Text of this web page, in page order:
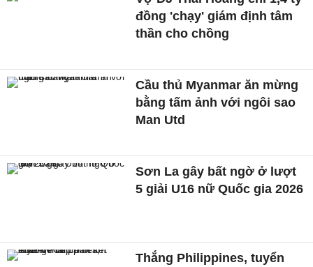
đồng 'chạy' giám định tâm
thần cho chồng
Cầu thủ Myanmar ăn mừng
bằng tấm ảnh với ngôi sao
Man Utd
Sơn La gây bất ngờ ở lượt
5 giải U16 nữ Quốc gia 2026
Thắng Philippines, tuyển